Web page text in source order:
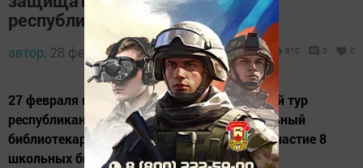
республиканском конкурсе
автор, 28 февраля 2014 - 07:07 810 0 0
27 февраля в райцентре прошел отборочный тур
республиканского конкурса «Лучший школьный
библиотекарь - 2014», в котором приняли участие 8
школьных библиотекарей нашего района.